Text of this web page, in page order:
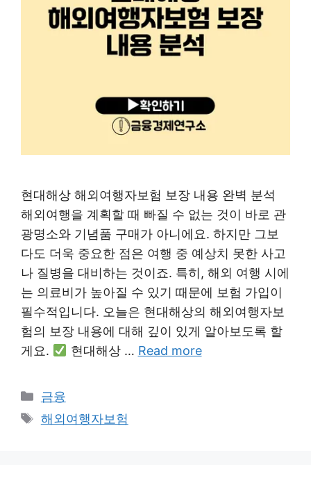
현대해상 해외여행자보험 보장 내용 완벽 분석
해외여행을 계획할 때 빠질 수 없는 것이 바로 관
광명소와 기념품 구매가 아니에요. 하지만 그보
다도 더욱 중요한 점은 여행 중 예상치 못한 사고
나 질병을 대비하는 것이죠. 특히, 해외 여행 시에
는 의료비가 높아질 수 있기 때문에 보험 가입이
필수적입니다. 오늘은 현대해상의 해외여행자보
험의 보장 내용에 대해 깊이 있게 알아보도록 할
게요.
현대해상 … Read more
Categories
금융
Tags
해외여행자보험